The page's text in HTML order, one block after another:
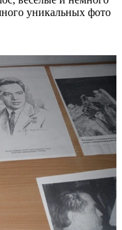
уникальных фото